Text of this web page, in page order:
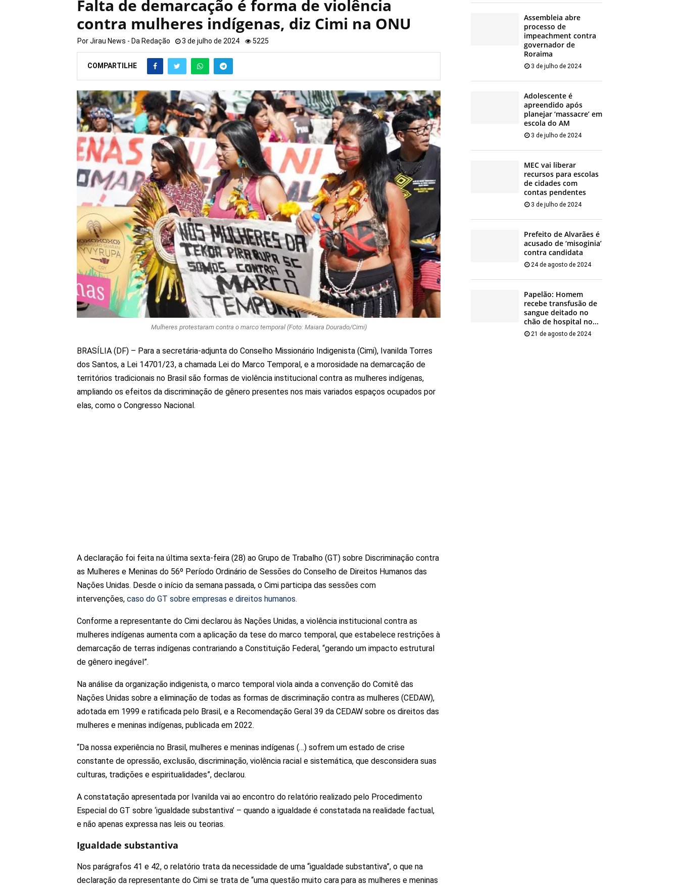
Falta de demarcação é forma de violência
contra mulheres indígenas, diz Cimi na ONU
PorJirau News - Da Redação 3 de julho de 2024 5225
COMPARTILHE
Mulheres protestaram contra o marco temporal (Foto: Maiara Dourado/Cimi)
BRASÍLIA (DF) – Para a secretária-adjunta do Conselho Missionário Indigenista (Cimi), Ivanilda Torres
dos Santos, a Lei 14701/23, a chamada Lei do Marco Temporal, e a morosidade na demarcação de
territórios tradicionais no Brasil são formas de violência institucional contra as mulheres indígenas,
ampliando os efeitos da discriminação de gênero presentes nos mais variados espaços ocupados por
elas, como o Congresso Nacional.
A declaração foi feita na última sexta-feira (28) ao Grupo de Trabalho (GT) sobre Discriminação contra
as Mulheres e Meninas do 56º Período Ordinário de Sessões do Conselho de Direitos Humanos das
Nações Unidas. Desde o início da semana passada, o Cimi participa das sessões com
intervenções, caso do GT sobre empresas e direitos humanos.
Conforme a representante do Cimi declarou às Nações Unidas, a violência institucional contra as
mulheres indígenas aumenta com a aplicação da tese do marco temporal, que estabelece restrições à
demarcação de terras indígenas contrariando a Constituição Federal, “gerando um impacto estrutural
de gênero inegável”.
Na análise da organização indigenista, o marco temporal viola ainda a convenção do Comitê das
Nações Unidas sobre a eliminação de todas as formas de discriminação contra as mulheres (CEDAW),
adotada em 1999 e ratificada pelo Brasil, e a Recomendação Geral 39 da CEDAW sobre os direitos das
mulheres e meninas indígenas, publicada em 2022.
“Da nossa experiência no Brasil, mulheres e meninas indígenas (…) sofrem um estado de crise
constante de opressão, exclusão, discriminação, violência racial e sistemática, que desconsidera suas
culturas, tradições e espiritualidades”, declarou.
A constatação apresentada por Ivanilda vai ao encontro do relatório realizado pelo Procedimento
Especial do GT sobre ‘igualdade substantiva’ – quando a igualdade é constatada na realidade factual,
e não apenas expressa nas leis ou teorias.
Igualdade substantiva
Nos parágrafos 41 e 42, o relatório trata da necessidade de uma “igualdade substantiva”, o que na
declaração da representante do Cimi se trata de “uma questão muito cara para as mulheres e meninas
Assembleia abre
processo de
impeachment contra
governador de
Roraima
3 de julho de 2024
Adolescente é
apreendido após
planejar ‘massacre’ em
escola do AM
3 de julho de 2024
MEC vai liberar
recursos para escolas
de cidades com
contas pendentes
3 de julho de 2024
Prefeito de Alvarães é
acusado de ‘misoginia’
contra candidata
24 de agosto de 2024
Papelão: Homem
recebe transfusão de
sangue deitado no
chão de hospital no...
21 de agosto de 2024